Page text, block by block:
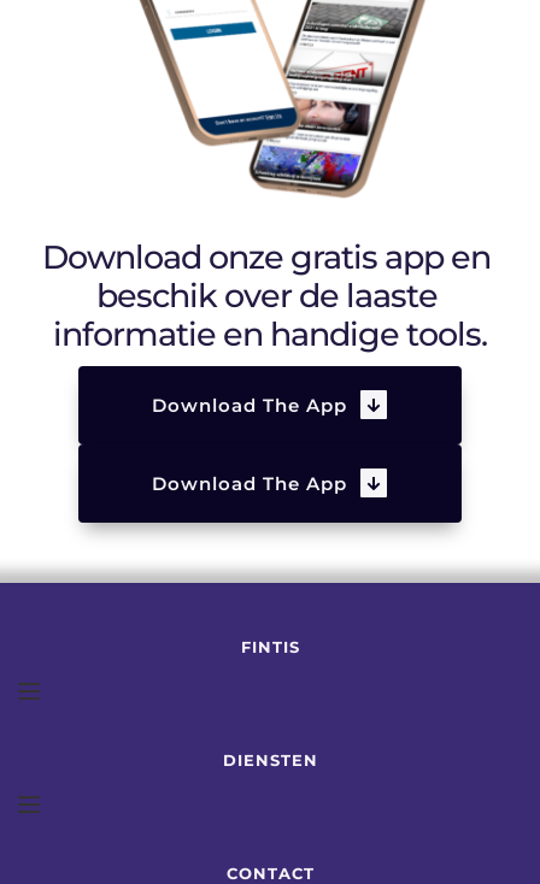
Download onze gratis app en
beschik over de laaste
informatie en handige tools.
Download The App
Download The App
FINTIS
DIENSTEN
CONTACT